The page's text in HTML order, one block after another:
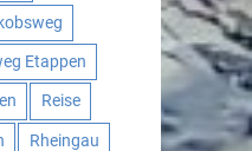
Etappen
Reise
Rheingau